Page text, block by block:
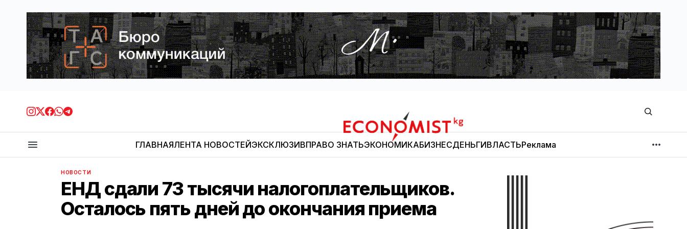
Economist.kg
ГЛАВНАЯЛЕНТА НОВОСТЕЙЭКСКЛЮЗИВПРАВО ЗНАТЬЭКОНОМИКАБИЗНЕСДЕНЬГИВЛАСТЬРеклама
МНЕНИЕ
НОВОСТИ
ЕНД сдали 73 тысячи налогоплательщиков.
Осталось пять дней до окончания приема